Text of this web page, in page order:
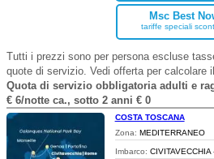
Msc Best
tariffe speciali
Tutti i prezzi sono per persona escluse
quote di servizio. Vedi offerta per calcolare
Quota di servizio obbligatoria adulti e
€ 6/notte ca., sotto 2 anni € 0
COSTA TOSCANA
Zona: MEDITERRANEO
Imbarco: CIVITAVECCHIA